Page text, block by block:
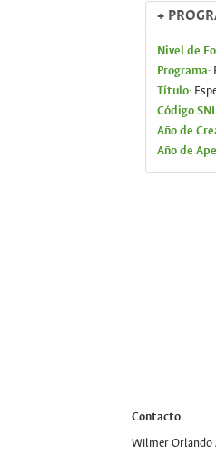
+
Nivel de
Programa:
Título:
Código
Año de
Año de
Contacto
Wilmer Orlando